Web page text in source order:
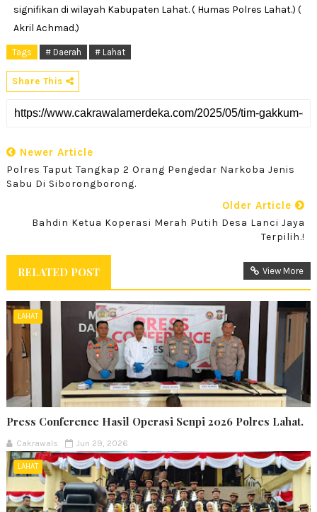
signifikan di wilayah Kabupaten Lahat. ( Humas Polres Lahat.) (
Akril Achmad.)
Tags # Daerah # Lahat
Share This
Newer Article
Polres Taput Tangkap 2 Orang Pengedar Narkoba Jenis
Sabu Di Siborongborong.
Older Article
Bahdin Ketua Koperasi Merah Putih Desa Lanci Jaya
Terpilih.!
RELATED POST View More
LAHAT
Press Conference Hasil Operasi Senpi 2026 Polres Lahat.
Cakrawals Jun 29, 2026
LAHAT